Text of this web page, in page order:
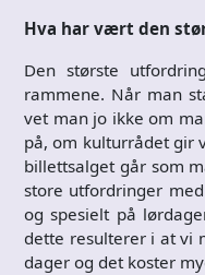
Hva har vært den
Den største
rammene. Når man
vet man jo ikke om
på, om kulturrådet gir
billettsalget går som
store utfordringer
og spesielt på
dette resulterer i at vi
dager og det koster